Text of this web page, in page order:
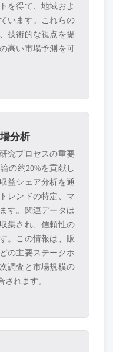
を得て、地域およ
います。これらの
技術的な視点を提
高い市場予測を可
分析
究プロセスの重要
の約20%を貢献し
益シェア分析を通
レンドの特定、マ
す。関連データは
集され、信頼性の
。この情報は、販
の主要ステークホ
調査と市場規模の
れます。